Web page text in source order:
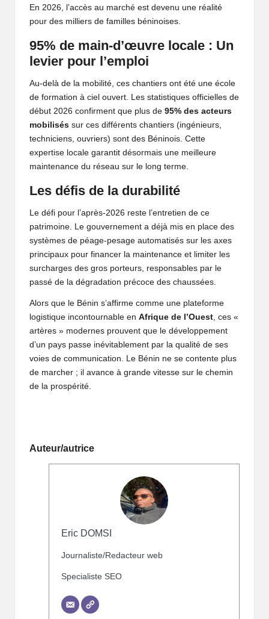
En 2026, l’accès au marché est devenu une réalité
pour des milliers de familles béninoises.
95% de main-d’œuvre locale : Un
levier pour l’emploi
Au-delà de la mobilité, ces chantiers ont été une école
de formation à ciel ouvert. Les statistiques officielles de
début 2026 confirment que plus de 95% des acteurs
mobilisés sur ces différents chantiers (ingénieurs,
techniciens, ouvriers) sont des Béninois. Cette
expertise locale garantit désormais une meilleure
maintenance du réseau sur le long terme.
Les défis de la durabilité
Le défi pour l’après-2026 reste l’entretien de ce
patrimoine. Le gouvernement a déjà mis en place des
systèmes de péage-pesage automatisés sur les axes
principaux pour financer la maintenance et limiter les
surcharges des gros porteurs, responsables par le
passé de la dégradation précoce des chaussées.
Alors que le Bénin s’affirme comme une plateforme
logistique incontournable en Afrique de l’Ouest , ces «
artères » modernes prouvent que le développement
d’un pays passe inévitablement par la qualité de ses
voies de communication. Le Bénin ne se contente plus
de marcher ; il avance à grande vitesse sur le chemin
de la prospérité
Auteur/autrice
Eric DOMSI
Journaliste/Redacteur web
Specialiste SEO